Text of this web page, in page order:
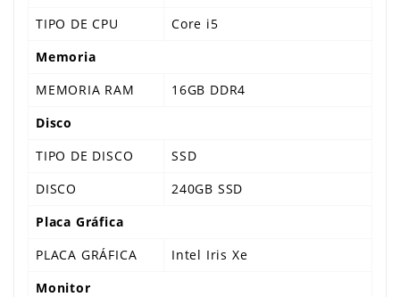
TIPO DE CPU
Core i5
Memoria
MEMORIA RAM
16GB DDR4
Disco
TIPO DE DISCO
SSD
DISCO
240GB SSD
Placa Gráfica
PLACA GRÁFICA
Intel Iris Xe
Monitor